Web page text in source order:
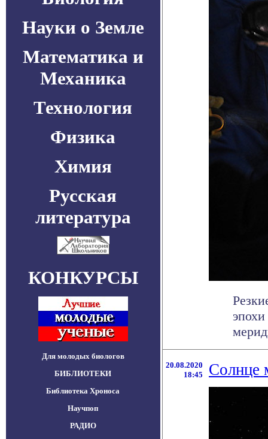
Науки о Земле
Математика и
Механика
Технология
Физика
Химия
Русская
литература
КОНКУРСЫ
Для молодых биологов
БИБЛИОТЕКИ
Библиотека Хроноса
Научпоп
РАДИО
20.08.2020
18:45
Солнце